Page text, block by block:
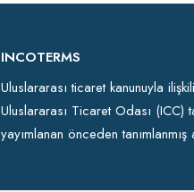
INCOTERMS
Uluslararası ticaret kanunuyla
Uluslararası Ticaret Odası (ICC)
yayımlanan önceden tanımlanmış